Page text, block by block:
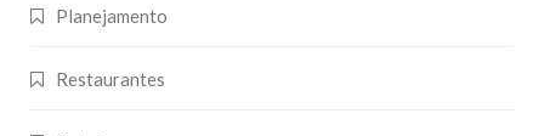
Planejamento
Restaurantes